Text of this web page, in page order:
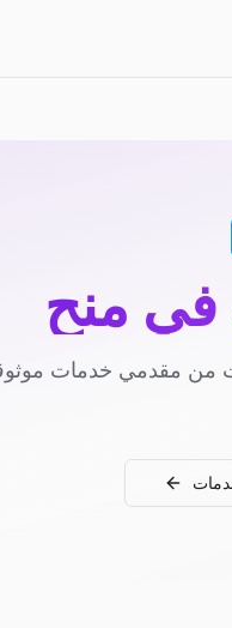
في منح
من مقدمي خدمات